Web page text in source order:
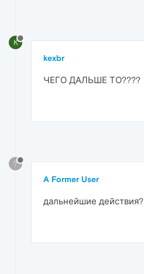
K
kexbr
ЧЕГО ДАЛЬШЕ ТО????
?
A Former User
дальнейшие действия?